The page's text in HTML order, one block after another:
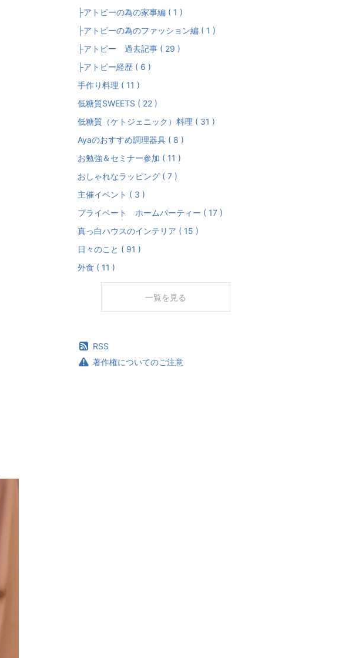
├アトピーの為の家事編 ( 1 )
├アトピーの為のファッション編 ( 1 )
├アトピー 過去記事 ( 29 )
├アトピー経歴 ( 6 )
手作り料理 ( 11 )
低糖質SWEETS ( 22 )
低糖質（ケトジェニック）料理 ( 31 )
Ayaのおすすめ調理器具 ( 8 )
お勉強＆セミナー参加 ( 11 )
おしゃれなラッピング ( 7 )
主催イベント ( 3 )
プライベート ホームパーティー ( 17 )
真っ白ハウスのインテリア ( 15 )
日々のこと ( 91 )
外食 ( 11 )
一覧を見る
RSS
著作権についてのご注意